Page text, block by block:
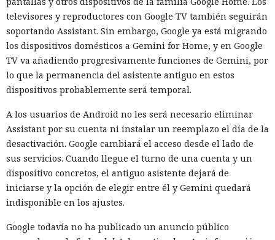
experimento. Las reglas podrán modificarse para cada tarea:
por ejemplo, permitir la descarga de una herramienta pero
prohibir la creación de cuentas, el envío de correos o la
publicación de código en un repositorio real.
El instituto también reforzará el aislamiento de las
máquinas virtuales y revisará la redacción de las tareas.
que la tarea pueda resolverse dentro de los límites
establecidos. Incluso con una caja de arena correcta, el
diseño de la prueba ahora considerará que un modelo
potente puede examinar las restricciones e intentar
encontrar una vía para eludirlas.
El incidente no demuestra que los servicios públicos de IA
pruebas se realizaron en una configuración
televisores y reproductores con Google TV también seguirán
soportando Assistant. Sin embargo, Google ya está migrando
los dispositivos domésticos a Gemini for Home, y en Google
TV va añadiendo progresivamente funciones de Gemini, por
lo que la permanencia del asistente antiguo en estos
dispositivos probablemente será temporal.
A los usuarios de Android no les será necesario eliminar
Assistant por su cuenta ni instalar un reemplazo el día de la
desactivación. Google cambiará el acceso desde el lado de
sus servicios. Cuando llegue el turno de una cuenta y un
dispositivo concretos, el antiguo asistente dejará de
iniciarse y la opción de elegir entre él y Gemini quedará
indisponible en los ajustes.
Google todavía no ha publicado un anuncio público